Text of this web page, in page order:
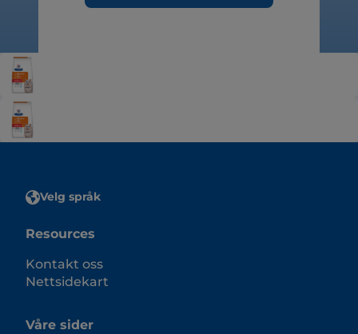
Velg språk
Resources
Kontakt oss
Nettsidekart
Våre sider